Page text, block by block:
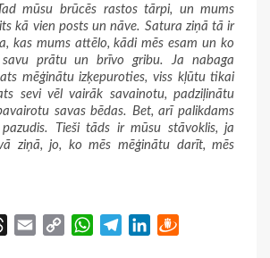
mūsu brūcēs rastos tārpi, un mums
kā vien posts un nāve. Satura ziņā tā ir
kas mums attēlo, kādi mēs esam un ko
prātu un brīvo gribu. Ja nabaga
mēģinātu izķepuroties, viss kļūtu tikai
sevi vēl vairāk savainotu, padziļinātu
savas bēdas. Bet, arī palikdams
Tieši tāds ir mūsu stāvoklis, ja
ziņā, jo, ko mēs mēģinātu darīt, mēs
Threads
Email
Copy
WhatsApp
TelegramLinkedIn